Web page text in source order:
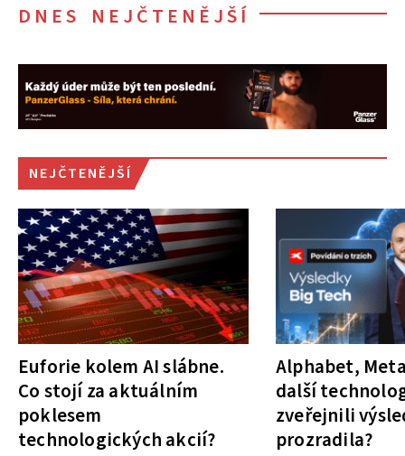
DNES NEJČTENĚJŠÍ
NEJČTENĚJŠÍ
Euforie kolem AI slábne.
Co stojí za aktuálním
poklesem
technologických akcií?
Alphabet,
další
zveřejnili
prozradila?